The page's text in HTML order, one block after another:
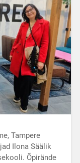
Tampere
Ilona Säälik
Õpirände